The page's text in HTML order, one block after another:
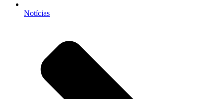
Notícias